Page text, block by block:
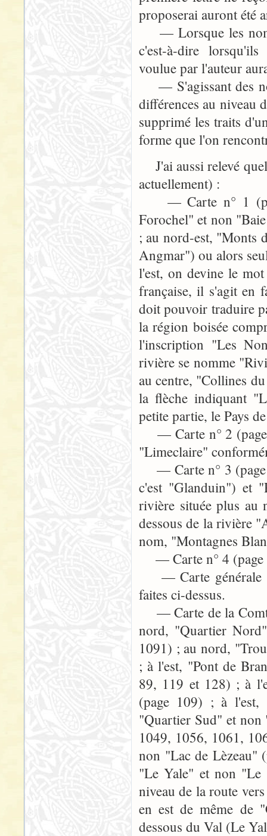
proposerai auront été
— Lorsque les
c'est-à-dire
voulue par l'auteur
— S'agissant des
différences au niveau
supprimé les traits
forme que l'on
J'ai aussi relevé
actuellement) :
— Carte n° 1
Forochel" et non
; au nord-est, "Monts
Angmar") ou alors
l'est, on devine le
française, il s'agit en
doit pouvoir traduire
la région boisée
l'inscription "Les
rivière se nomme
au centre, "Collines
la flèche indiquant
petite partie, le Pays
— Carte n° 2 (page
"Limeclaire"
— Carte n° 3 (page
c'est "Glanduin") et
rivière située plus au
dessous de la rivière
nom, "Montagnes
— Carte n° 4 (page
— Carte générale
faites ci-dessus.
— Carte de la
nord, "Quartier
1091) ; au nord,
; à l'est, "Pont de
89, 119 et 128) ; à
(page 109) ; à l'est,
"Quartier Sud" et
1049, 1056, 1061,
non "Lac de Lèzeau"
"Le Yale" et non "Le
niveau de la route
en est de même de
dessous du Val (Le